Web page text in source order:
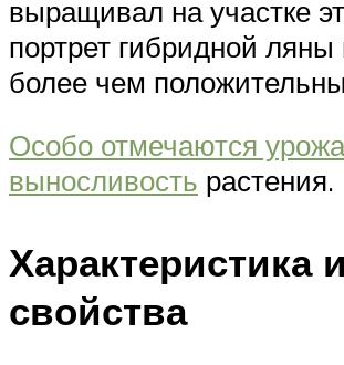
выращивал на участке
портрет гибридной
более чем
Особо отмечаются
выносливость растения.
Характеристика и
свойства